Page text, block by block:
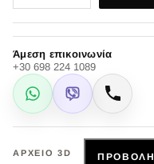
Άμεση επικοινωνία
+30 698 224 1089
WhatsApp
Viber Κλήση
ΑΡΧΕΊΟ 3D ΠΡΟΒΟΛΉ